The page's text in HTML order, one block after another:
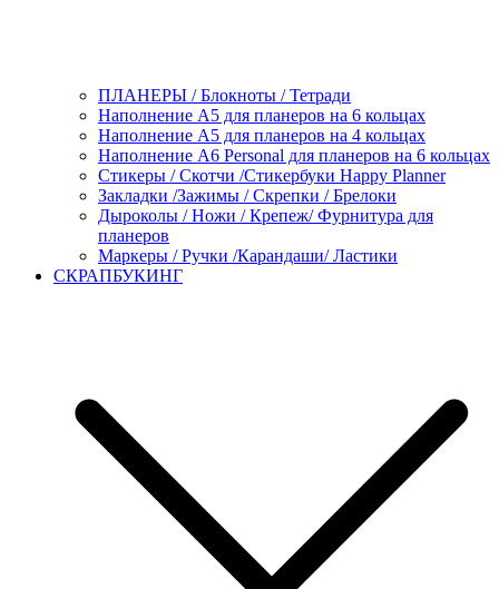
ПЛАНЕРЫ / Блокноты / Тетради
Наполнение А5 для планеров на 6 кольцах
Наполнение А5 для планеров на 4 кольцах
Наполнение А6 Personal для планеров на 6 кольцах
Стикеры / Скотчи /Стикербуки Happy Planner
Закладки /Зажимы / Скрепки / Брелоки
Дыроколы / Ножи / Крепеж/ Фурнитура для
планеров
Маркеры / Ручки /Карандаши/ Ластики
СКРАПБУКИНГ